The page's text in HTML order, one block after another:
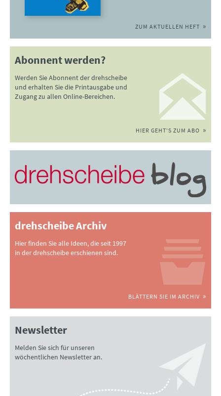
ZUM AKTUELLEN HEFT
Abonnent werden?
Werden Sie Abonnent der drehscheibe
und erhalten Sie die Printausgabe und
Zugang zu allen Online-Bereichen.
HIER GEHT'S ZUM ABO
drehscheibe Archiv
Hier finden Sie alle Ideen, die seit 1997
in der drehscheibe erschienen sind.
BLÄTTERN SIE IM ARCHIV
Newsletter
Melden Sie sich für unseren
wöchentlichen Newsletter an.